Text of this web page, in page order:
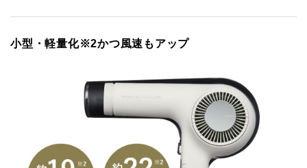
小型・軽量化※2かつ風速もアップ